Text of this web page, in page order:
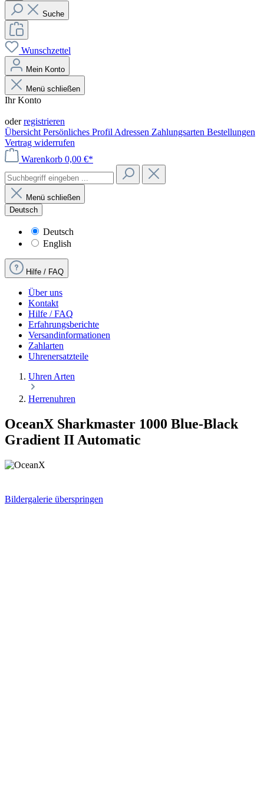
Suche
Wunschzettel
Mein Konto
Menü schließen
Ihr Konto
oderregistrieren
Übersicht Persönliches Profil Adressen Zahlungsarten Bestellungen
Vertrag widerrufen
Warenkorb 0,00 €*
Menü schließen
Deutsch
Deutsch
English
Hilfe / FAQ
Über uns
Kontakt
Hilfe / FAQ
Erfahrungsberichte
Versandinformationen
Zahlarten
Uhrenersatzteile
Uhren Arten
Herrenuhren
OceanX Sharkmaster 1000 Blue-Black
Gradient II Automatic
Bildergalerie überspringen